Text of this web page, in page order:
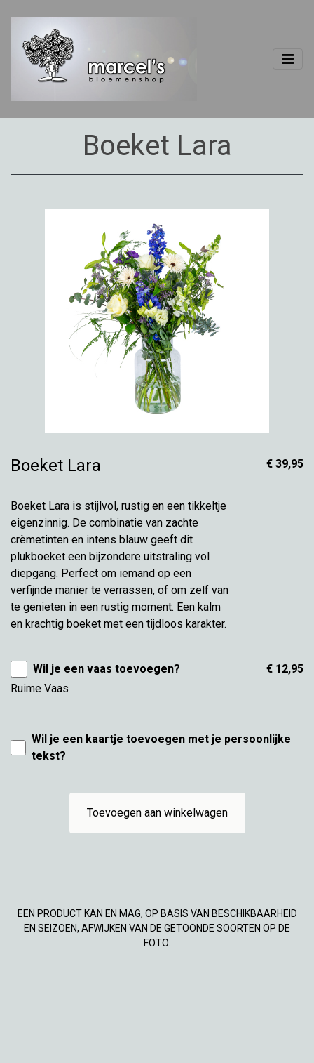
Boeket Lara
Boeket Lara
Boeket Lara is stijlvol, rustig en een tikkeltje
eigenzinnig. De combinatie van zachte
crèmetinten en intens blauw geeft dit
plukboeket een bijzondere uitstraling vol
diepgang. Perfect om iemand op een
verfijnde manier te verrassen, of om zelf van
te genieten in een rustig moment. Een kalm
en krachtig boeket met een tijdloos karakter.
€ 39,95
Wil je een vaas toevoegen?
Ruime Vaas
€ 12,95
Wil je een kaartje toevoegen met je persoonlijke
tekst?
Toevoegen aan winkelwagen
EEN PRODUCT KAN EN MAG, OP BASIS VAN BESCHIKBAARHEID
EN SEIZOEN, AFWIJKEN VAN DE GETOONDE SOORTEN OP DE
FOTO.